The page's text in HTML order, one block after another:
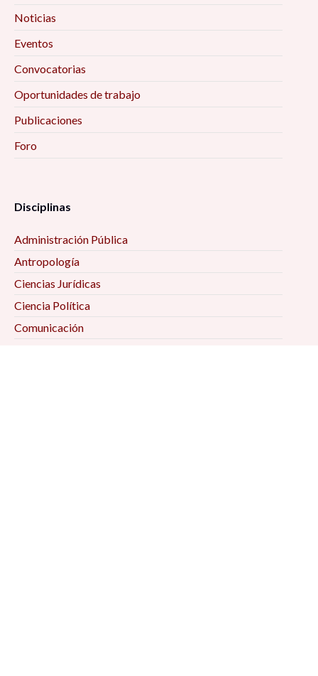
Noticias
Eventos
Convocatorias
Oportunidades de trabajo
Publicaciones
Foro
Disciplinas
Administración Pública
Antropología
Ciencias Jurídicas
Ciencia Política
Comunicación